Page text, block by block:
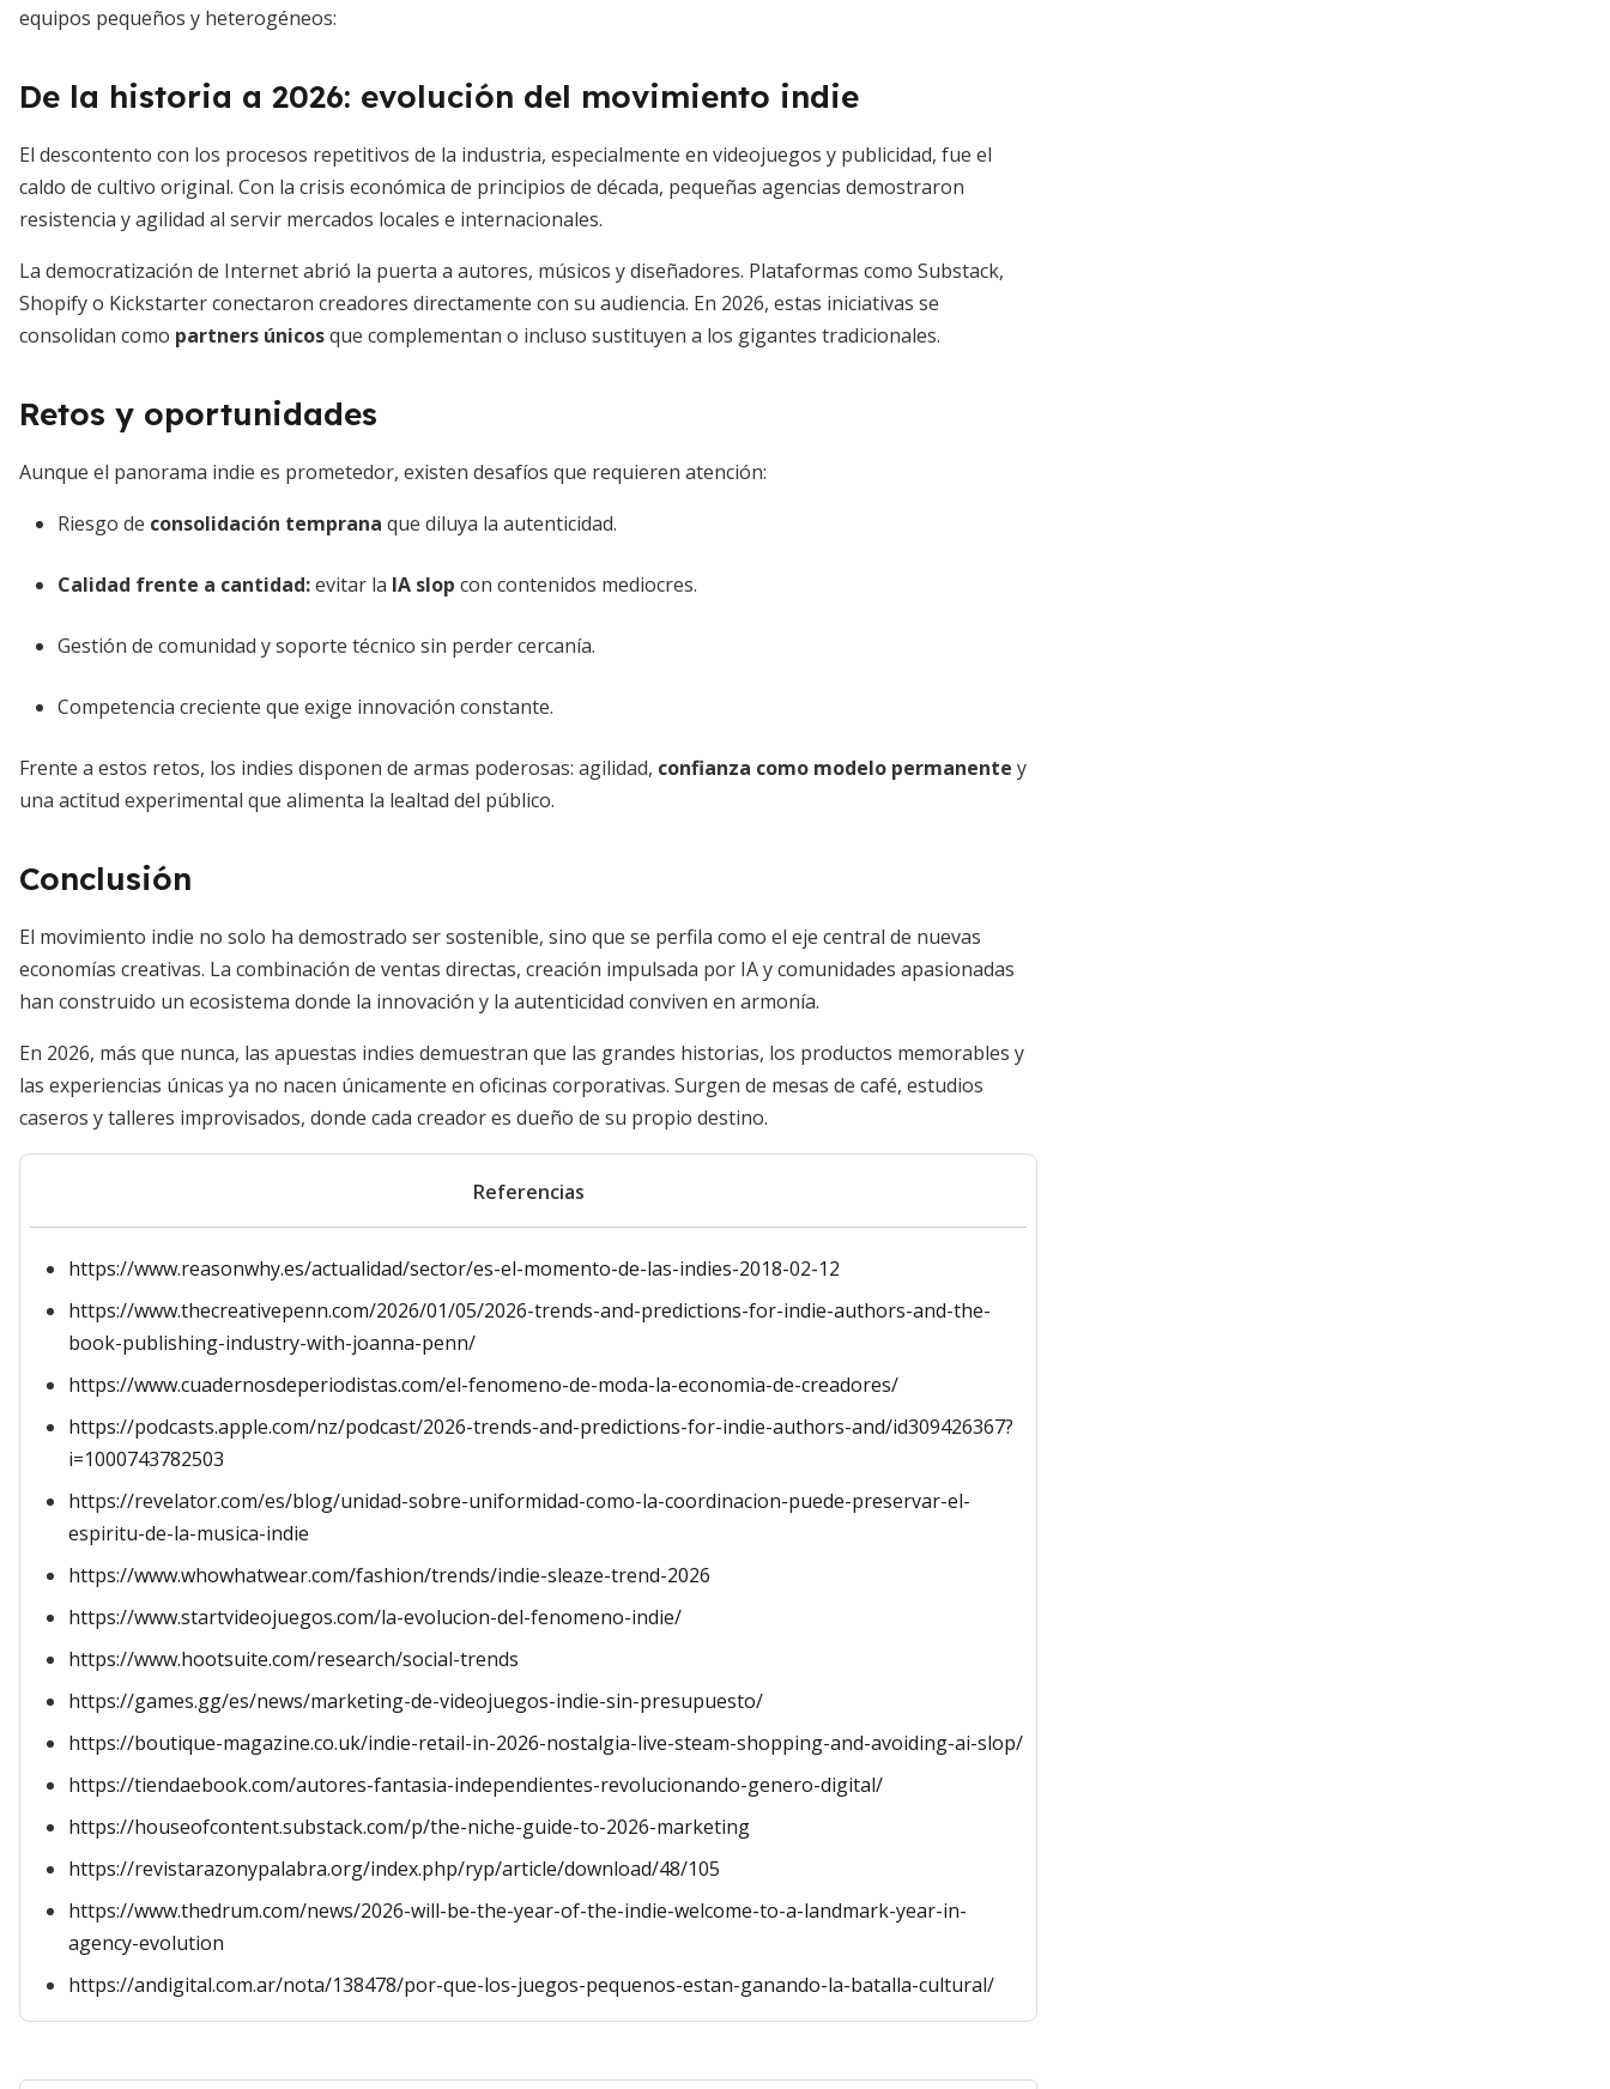
equipos pequeños y heterogéneos:
De la historia a 2026: evolución del movimiento indie
El descontento con los procesos repetitivos de la industria, especialmente en videojuegos y publicidad, fue el
caldo de cultivo original. Con la crisis económica de principios de década, pequeñas agencias demostraron
resistencia y agilidad al servir mercados locales e internacionales.
La democratización de Internet abrió la puerta a autores, músicos y diseñadores. Plataformas como Substack,
Shopify o Kickstarter conectaron creadores directamente con su audiencia. En 2026, estas iniciativas se
consolidan como partners únicosque complementan o incluso sustituyen a los gigantes tradicionales.
Retos y oportunidades
Aunque el panorama indie es prometedor, existen desafíos que requieren atención:
Riesgo de consolidación temprana que diluya la autenticidad.
Calidad frente a cantidad:evitar la IA slop con contenidos mediocres.
Gestión de comunidad y soporte técnico sin perder cercanía.
Competencia creciente que exige innovación constante.
Frente a estos retos, los indies disponen de armas poderosas: agilidad, confianza como modelo permanente y
una actitud experimental que alimenta la lealtad del público.
Conclusión
El movimiento indie no solo ha demostrado ser sostenible, sino que se perfila como el eje central de nuevas
economías creativas. La combinación de ventas directas, creación impulsada por IA y comunidades apasionadas
han construido un ecosistema donde la innovación y la autenticidad conviven en armonía.
En 2026, más que nunca, las apuestas indies demuestran que las grandes historias, los productos memorables y
las experiencias únicas ya no nacen únicamente en oficinas corporativas. Surgen de mesas de café, estudios
caseros y talleres improvisados, donde cada creador es dueño de su propio destino.
Referencias
https://www.reasonwhy.es/actualidad/sector/es-el-momento-de-las-indies-2018-02-12
https://www.thecreativepenn.com/2026/01/05/2026-trends-and-predictions-for-indie-authors-and-the-
book-publishing-industry-with-joanna-penn/
https://www.cuadernosdeperiodistas.com/el-fenomeno-de-moda-la-economia-de-creadores/
https://podcasts.apple.com/nz/podcast/2026-trends-and-predictions-for-indie-authors-and/id309426367?
i=1000743782503
https://revelator.com/es/blog/unidad-sobre-uniformidad-como-la-coordinacion-puede-preservar-el-
espiritu-de-la-musica-indie
https://www.whowhatwear.com/fashion/trends/indie-sleaze-trend-2026
https://www.startvideojuegos.com/la-evolucion-del-fenomeno-indie/
https://www.hootsuite.com/research/social-trends
https://games.gg/es/news/marketing-de-videojuegos-indie-sin-presupuesto/
https://boutique-magazine.co.uk/indie-retail-in-2026-nostalgia-live-steam-shopping-and-avoiding-ai-slop/
https://tiendaebook.com/autores-fantasia-independientes-revolucionando-genero-digital/
https://houseofcontent.substack.com/p/the-niche-guide-to-2026-marketing
https://revistarazonypalabra.org/index.php/ryp/article/download/48/105
https://www.thedrum.com/news/2026-will-be-the-year-of-the-indie-welcome-to-a-landmark-year-in-
agency-evolution
https://andigital.com.ar/nota/138478/por-que-los-juegos-pequenos-estan-ganando-la-batalla-cultural/